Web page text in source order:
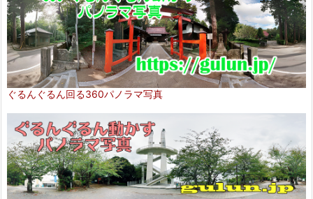
ぐるんぐるん回る360パノラマ写真